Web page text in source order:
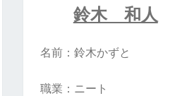
鈴木 和人
名前：鈴木かずと
職業：ニート